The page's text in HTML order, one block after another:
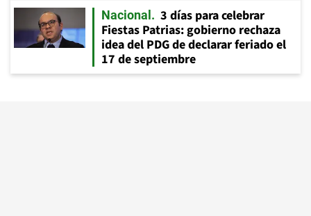
Nacional
3 días para celebrar
Fiestas Patrias: gobierno rechaza
idea del PDG de declarar feriado el
17 de septiembre